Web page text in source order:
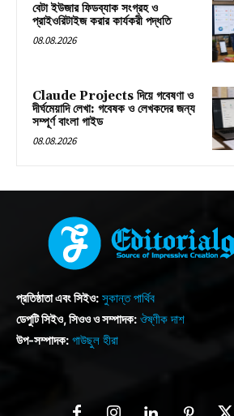
বেটা ইউজার ফিডব্যাক সংগ্রহ ও
প্রাইওরিটাইজ করার কার্যকরী পদ্ধতি
08.08.2026
Claude Projects দিয়ে গবেষণা ও
দীর্ঘমেয়াদি লেখা: গবেষক ও লেখকদের জন্য
সম্পূর্ণ বাংলা গাইড
08.08.2026
প্রতিষ্ঠাতা এবং সিইও: সুকান্ত পার্থিব
ডেপুটি সিইও, সিওও ও সম্পাদক: ঔষ্ণীক দাশ
উপ-সম্পাদক: গাউছুল হীরা